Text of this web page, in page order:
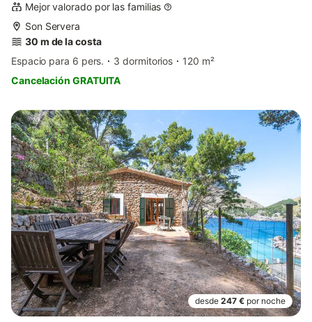
Mejor valorado por las familias
Son Servera
30 m de la costa
Espacio para 6 pers.
3 dormitorios
120 m²
Cancelación GRATUITA
desde 247 € por noche